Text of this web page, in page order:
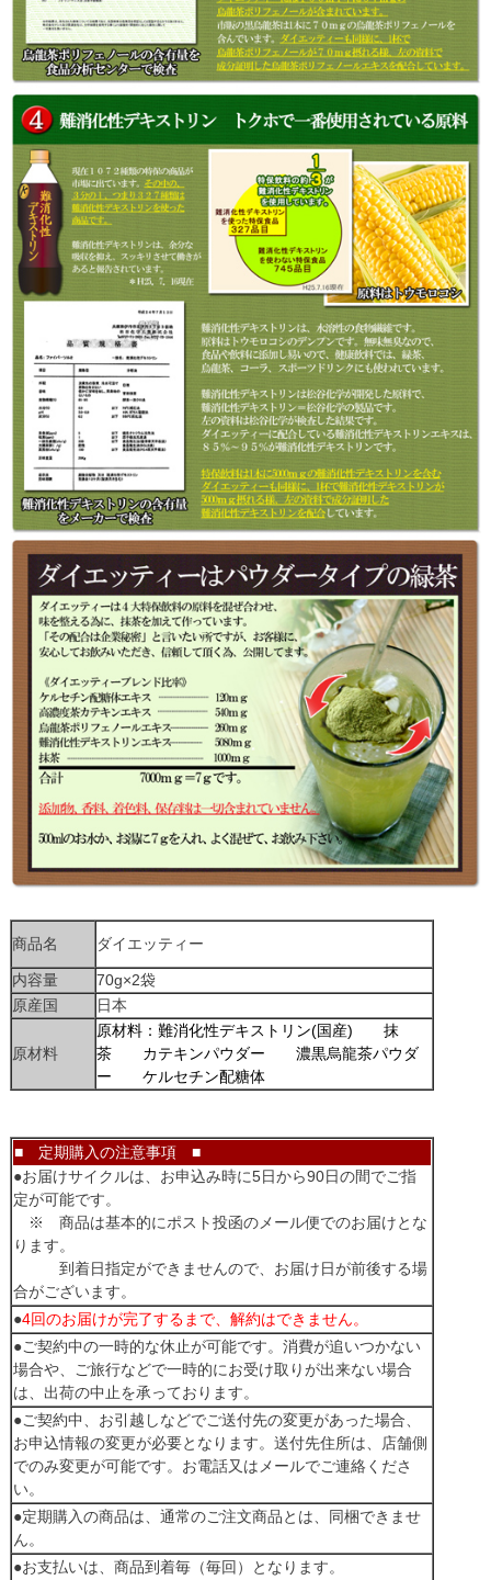
商品名 ダイエッティー
内容量
70g×2袋
原産国
日本
原材料
原材料：難消化性デキストリン(国産) 抹
茶 カテキンパウダー 濃黒烏龍茶パウダ
ー ケルセチン配糖体
■ 定期購入の注意事項 ■
●お届けサイクルは、お申込み時に5日から90日の間でご指
定が可能です。
※ 商品は基本的にポスト投函のメール便でのお届けとな
ります。
到着日指定ができませんので、お届け日が前後する場
合がございます。
●4回のお届けが完了するまで、解約はできません。
●ご契約中の一時的な休止が可能です。消費が追いつかない
場合や、ご旅行などで一時的にお受け取りが出来ない場合
は、出荷の中止を承っております。
●ご契約中、お引越しなどでご送付先の変更があった場合、
お申込情報の変更が必要となります。送付先住所は、店舗側
でのみ変更が可能です。お電話又はメールでご連絡くださ
い。
●定期購入の商品は、通常のご注文商品とは、同梱できませ
ん。
●お支払いは、商品到着毎（毎回）となります。